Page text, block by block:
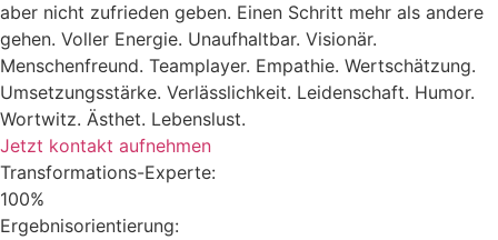
aber nicht zufrieden geben. Einen Schritt mehr als andere
gehen. Voller Energie. Unaufhaltbar. Visionär.
Menschenfreund. Teamplayer. Empathie. Wertschätzung.
Umsetzungsstärke. Verlässlichkeit. Leidenschaft. Humor.
Wortwitz. Ästhet. Lebenslust.
Jetzt kontakt aufnehmen
Transformations-Experte:
100%
Ergebnisorientierung: